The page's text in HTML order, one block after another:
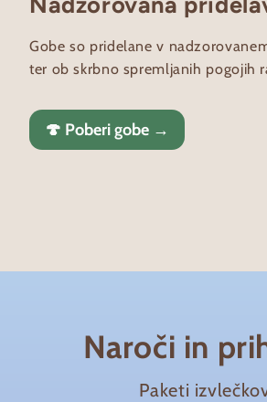
Gobe so pridelane v
ter ob skrbno spremljanih pogojih
🍄 Poberi gobe →
←
🧪 Izvedi ekstrakcijo →
← 🔍 Preveri kakovost →
← 💧 Napolni stekleničke →
← 🚚 Pošlji paket →
←
Naroči in
Paketi